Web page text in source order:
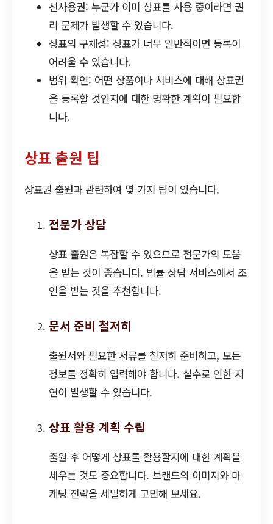
선사용권: 누군가 이미 상표를 사용 중이라면 권
리 문제가 발생할 수 있습니다.
상표의 구체성: 상표가 너무 일반적이면 등록이
어려울 수 있습니다.
범위 확인: 어떤 상품이나 서비스에 대해 상표권
을 등록할 것인지에 대한 명확한 계획이 필요합
니다.
상표 출원 팁
상표권 출원과 관련하여 몇 가지 팁이 있습니다.
전문가 상담
상표 출원은 복잡할 수 있으므로 전문가의 도움
을 받는 것이 좋습니다. 법률 상담 서비스에서 조
언을 받는 것을 추천합니다.
문서 준비 철저히
출원서와 필요한 서류를 철저히 준비하고, 모든
정보를 정확히 입력해야 합니다. 실수로 인한 지
연이 발생할 수 있습니다.
상표 활용 계획 수립
출원 후 어떻게 상표를 활용할지에 대한 계획을
세우는 것도 중요합니다. 브랜드의 이미지와 마
케팅 전략을 세밀하게 고민해 보세요.